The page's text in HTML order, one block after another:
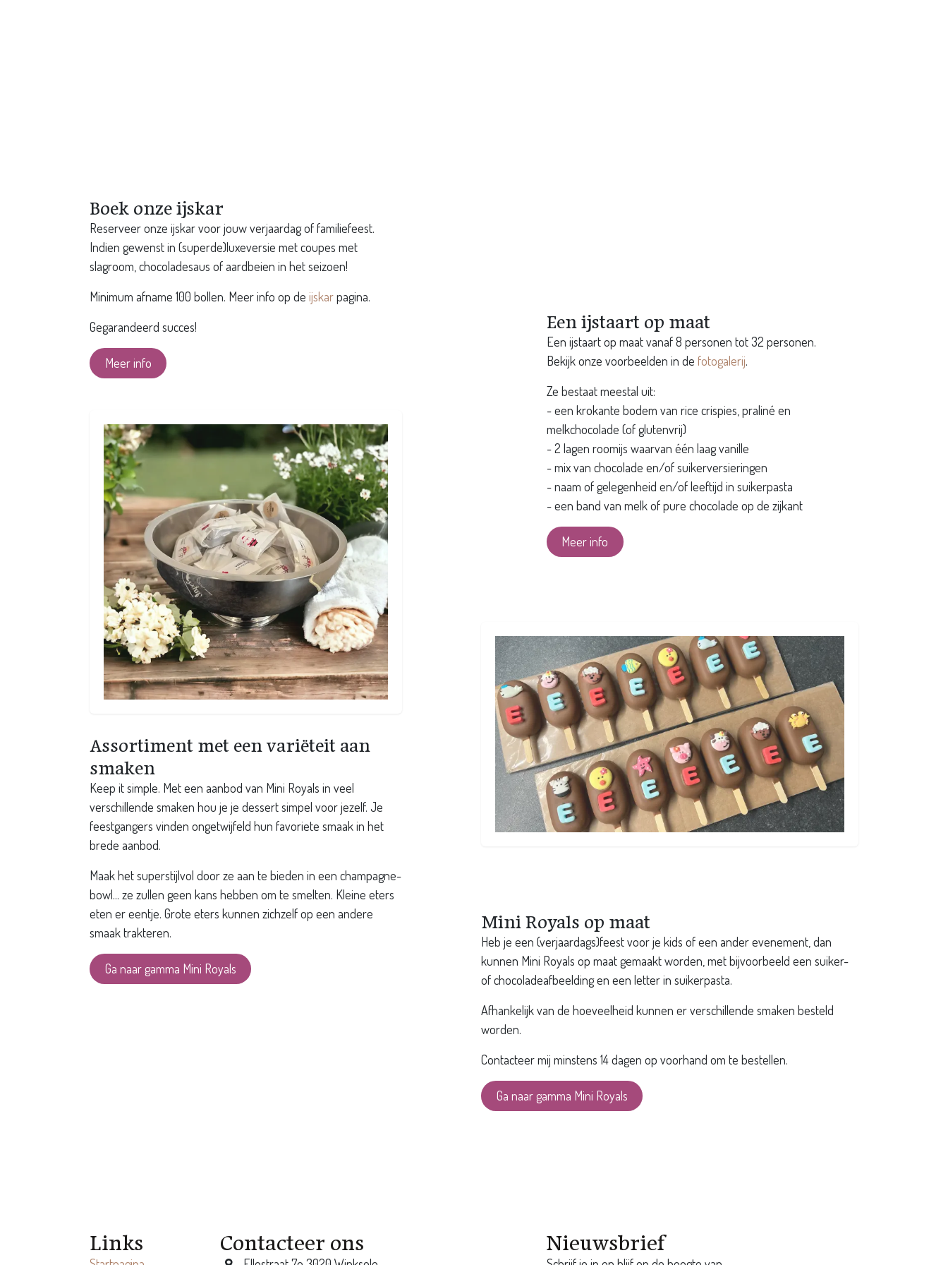
Boek onze ijskar
Reserveer onze ijskar voor jouw verjaardag of familiefeest.
Indien gewenst in (superde)luxeversie met coupes met
slagroom, chocoladesaus of aardbeien in het seizoen!
Minimum afname 100 bollen. Meer info op de ijskarpagina.
Gegarandeerd succes!
Meer info
Assortiment met een variëteit aan
smaken
Keep it simple. Met een aanbod van Mini Royals in veel
verschillende smaken hou je je dessert simpel voor jezelf. Je
feestgangers vinden ongetwijfeld hun favoriete smaak in het
brede aanbod.
Maak het superstijlvol door ze aan te bieden in een champagne-
bowl... ze zullen geen kans hebben om te smelten. Kleine eters
eten er eentje. Grote eters kunnen zichzelf op een andere
smaak trakteren.
Ga naar gamma Mini Royals
Een ijstaart op maat
Een ijstaart op maat vanaf 8 personen tot 32 personen.
Bekijk onze voorbeelden in de fotogalerij.
Ze bestaat meestal uit:
- een krokante bodem van rice crispies, praliné en
melkchocolade (of glutenvrij)
- 2 lagen roomijs waarvan één laag vanille
- mix van chocolade en/of suikerversieringen
- naam of gelegenheid en/of leeftijd in suikerpasta
- een band van melk of pure chocolade op de zijkant
Meer info
Mini Royals op maat
Heb je een (verjaardags)feest voor je kids of een ander evenement, dan
kunnen Mini Royals op maat gemaakt worden, met bijvoorbeeld een suiker-
of chocoladeafbeelding en een letter in suikerpasta.
Afhankelijk van de hoeveelheid kunnen er verschillende smaken besteld
worden.
Contacteer mij minstens 14 dagen op voorhand om te bestellen.
Ga naar gamma Mini Royals
Links Contacteer ons Nieuwsbrief